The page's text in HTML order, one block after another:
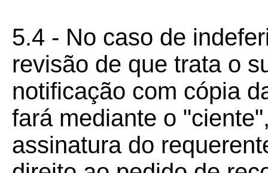
5.4 - No caso de
revisão de que trata o
notificação com cópia
fará mediante o
assinatura do